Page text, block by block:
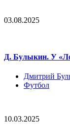
03.08.2025
Д. Булыкин. У
Дмитрий
Футбол
10.03.2025